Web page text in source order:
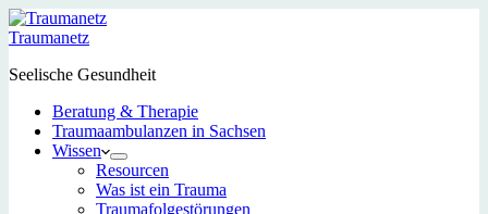
Traumanetz
Seelische Gesundheit
Beratung & Therapie
Traumaambulanzen in Sachsen
Wissen
Resourcen
Was ist ein Trauma
Traumafolgestörungen